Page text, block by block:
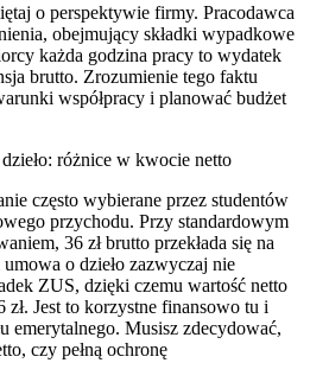
o perspektywie firmy. Pracodawca
obejmujący składki wypadkowe
każda godzina pracy to wydatek
brutto. Zrozumienie tego faktu
współpracy i planować budżet
różnice w kwocie netto
często wybierane przez studentów
przychodu. Przy standardowym
36 zł brutto przekłada się na
o dzieło zazwyczaj nie
ZUS, dzięki czemu wartość netto
Jest to korzystne finansowo tu i
emerytalnego. Musisz zdecydować,
czy pełną ochronę